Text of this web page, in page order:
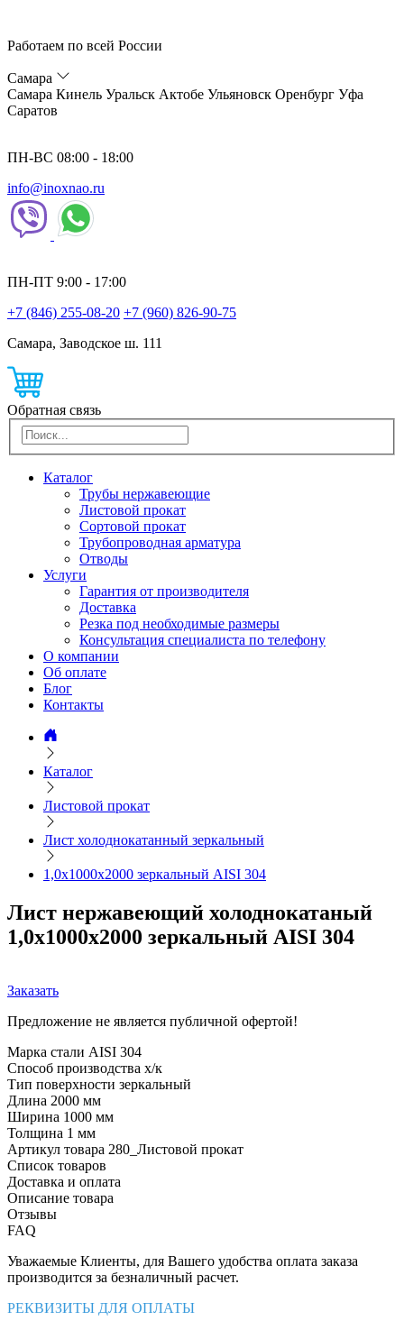
Работаем по всей России
Самара
Самара Кинель Уральск Актобе Ульяновск Оренбург Уфа
Саратов
ПН-ВС 08:00 - 18:00
info@inoxnao.ru
ПН-ПТ 9:00 - 17:00
+7 (846) 255-08-20 +7 (960) 826-90-75
Самара, Заводское ш. 111
Обратная связь
Каталог
Трубы нержавеющие
Листовой прокат
Сортовой прокат
Трубопроводная арматура
Отводы
Услуги
Гарантия от производителя
Доставка
Резка под необходимые размеры
Консультация специалиста по телефону
О компании
Об оплате
Блог
Контакты
Каталог
Листовой прокат
Лист холоднокатанный зеркальный
1,0х1000х2000 зеркальный AISI 304
Лист нержавеющий холоднокатаный
1,0х1000х2000 зеркальный AISI 304
Заказать
Предложение не является публичной офертой!
Марка стали AISI 304
Способ производства х/к
Тип поверхности зеркальный
Длина 2000 мм
Ширина 1000 мм
Толщина 1 мм
Артикул товара 280_Листовой прокат
Список товаров
Доставка и оплата
Описание товара
Отзывы
FAQ
Уважаемые Клиенты, для Вашего удобства оплата заказа
производится за безналичный расчет.
РЕКВИЗИТЫ ДЛЯ ОПЛАТЫ